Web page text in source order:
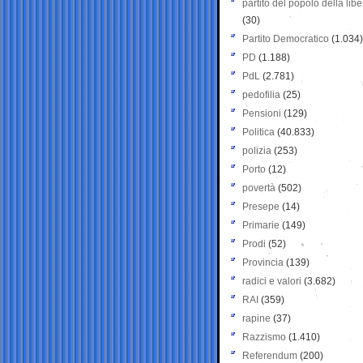
partito del popolo della
(30)
Partito Democratico (1.034)
PD (1.188)
PdL (2.781)
pedofilia (25)
Pensioni (129)
Politica (40.833)
polizia (253)
Porto (12)
povertà (502)
Presepe (14)
Primarie (149)
Prodi (52)
Provincia (139)
radici e valori (3.682)
RAI (359)
rapine (37)
Razzismo (1.410)
Referendum (200)